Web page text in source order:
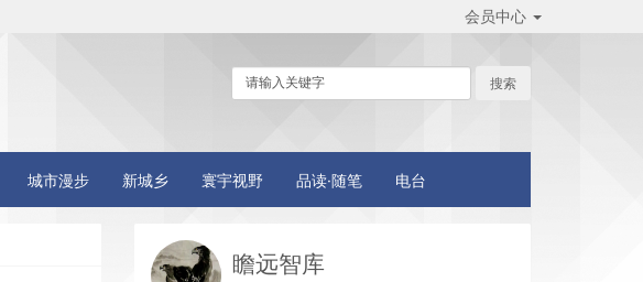
会员中心
城市漫步 新城乡 寰宇视野 品读·随笔 电台
瞻远智库